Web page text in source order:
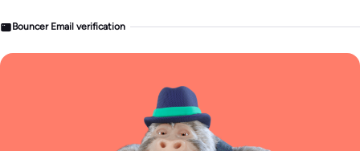
Bouncer Email verification